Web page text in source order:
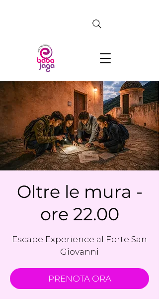
Oltre le mura -
ore 22.00
Escape Experience al Forte San
Giovanni
PRENOTA ORA